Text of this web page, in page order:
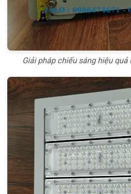
Giải pháp chiếu sáng hiệu